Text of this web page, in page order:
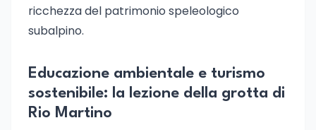
ricchezza del patrimonio speleologico
subalpino.
Educazione ambientale e turismo
sostenibile: la lezione della grotta di
Rio Martino